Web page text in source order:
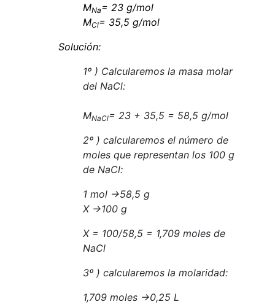
MNa= 23 g/mol
MCl= 35,5 g/mol
Solución:
1º ) Calcularemos la masa molar
del NaCl:
MNaCl= 23 + 35,5 = 58,5 g/mol
2º ) calcularemos el número de
moles que representan los 100 g
de NaCl:
1 mol →58,5 g
X →100 g
X = 100/58,5 = 1,709 moles de
NaCl
3º ) calcularemos la molaridad:
1,709 moles →0,25 L